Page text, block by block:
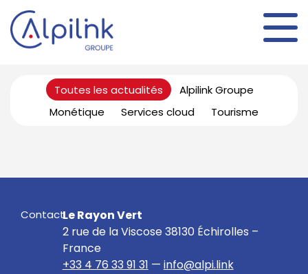
Alpilink Groupe
Monétique
Services cloud Tourisme
Toutes les actualités
ContactLe Rayon Vert
2 rue de la Viscose 38130 Échirolles –
France
+33 4 76 33 91 31 — info@alpi.link